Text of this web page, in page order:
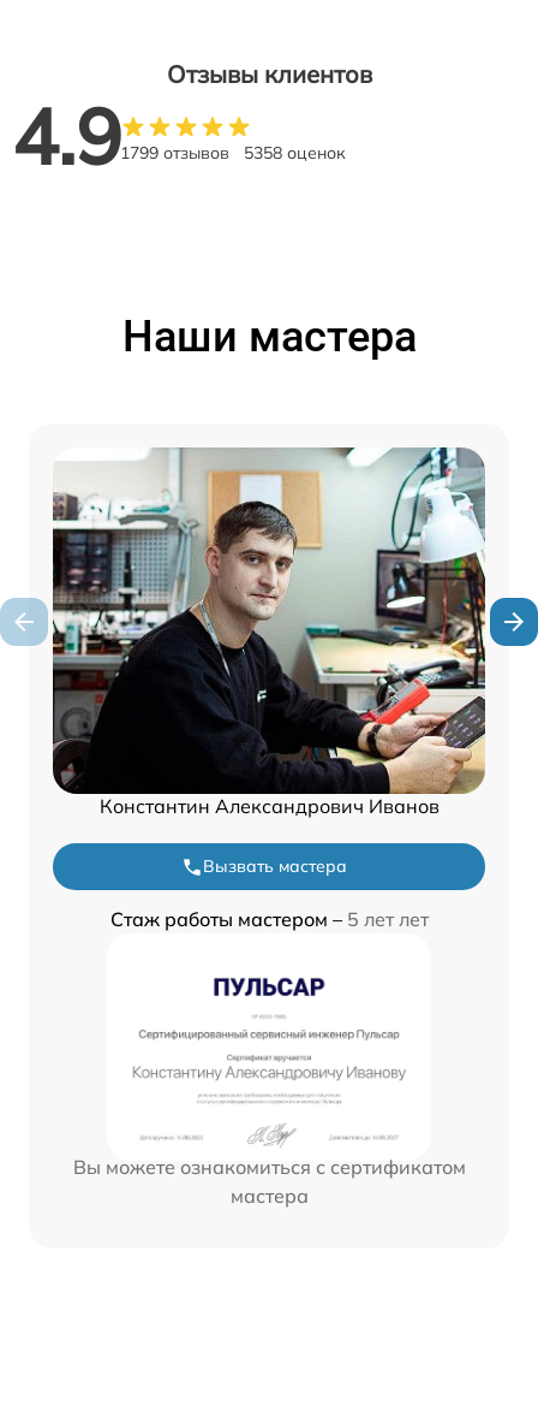
Отзывы клиентов
4.91799 отзывов 5358 оценок
Наши мастера
Константин Александрович Иванов
Вызвать мастера
Стаж работы мастером – 5 лет лет
Вы можете ознакомиться с сертификатом
мастера